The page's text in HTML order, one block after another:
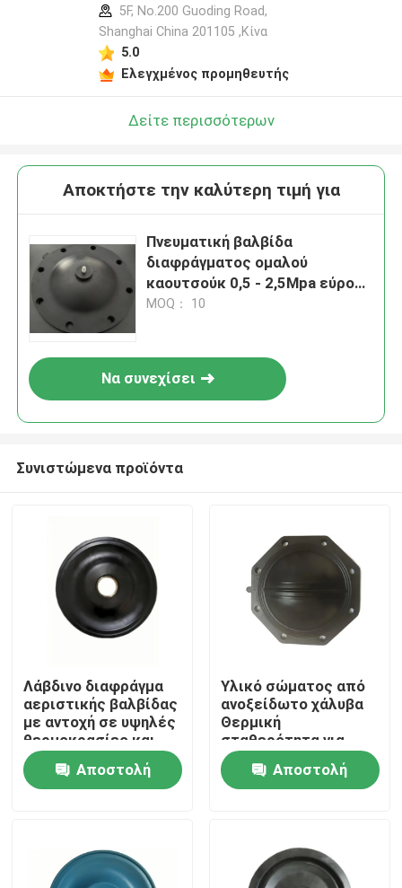
Σπίτι
Σχετικά με εμάς
5F, No.200 Guoding Road,
Shanghai China 201105 ,Κίνα
5.0
Ελεγχμένος προμηθευτής
Δείτε περισσότερων
Αποκτήστε την καλύτερη τιμή για
Πνευματική βαλβίδα
διαφράγματος ομαλού
καουτσούκ 0,5 - 2,5Mpa εύρος
πίεσης
MOQ： 10
Να συνεχίσει
Συνιστώμενα προϊόντα
Λάβδινο διαφράγμα
αεριστικής βαλβίδας
με αντοχή σε υψηλές
θερμοκρασίες και
χαμηλό ποσοστό
διαρροής 0,05%
Αποστολή
Υλικό σώματος από
ανοξείδωτο χάλυβα
Θερμική
σταθερότητα για
αντοχή σε
θερμοκρασία σε
εφαρμογές αέρα
Αποστολή